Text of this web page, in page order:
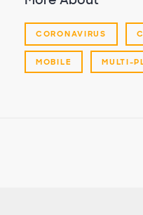
CORONAVIRUS
MOBILE MULTI-